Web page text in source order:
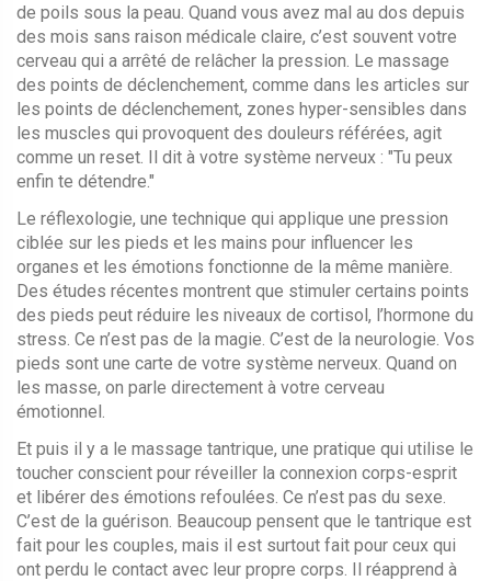
de poils sous la peau. Quand vous avez mal au dos depuis
des mois sans raison médicale claire, c’est souvent votre
cerveau qui a arrêté de relâcher la pression. Le massage
des points de déclenchement, comme dans les articles sur
les points de déclenchement, zones hyper-sensibles dans
les muscles qui provoquent des douleurs référées, agit
comme un reset. Il dit à votre système nerveux : "Tu peux
enfin te détendre."
Le réflexologie, une technique qui applique une pression
ciblée sur les pieds et les mains pour influencer les
organes et les émotions fonctionne de la même manière.
Des études récentes montrent que stimuler certains points
des pieds peut réduire les niveaux de cortisol, l’hormone du
stress. Ce n’est pas de la magie. C’est de la neurologie. Vos
pieds sont une carte de votre système nerveux. Quand on
les masse, on parle directement à votre cerveau
émotionnel.
Et puis il y a le massage tantrique, une pratique qui utilise le
toucher conscient pour réveiller la connexion corps-esprit
et libérer des émotions refoulées. Ce n’est pas du sexe.
C’est de la guérison. Beaucoup pensent que le tantrique est
fait pour les couples, mais il est surtout fait pour ceux qui
ont perdu le contact avec leur propre corps. Il réapprend à